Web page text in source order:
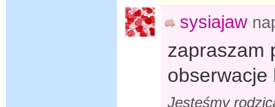
sysiajaw
zapraszam
obserwacje
Jesteśmy